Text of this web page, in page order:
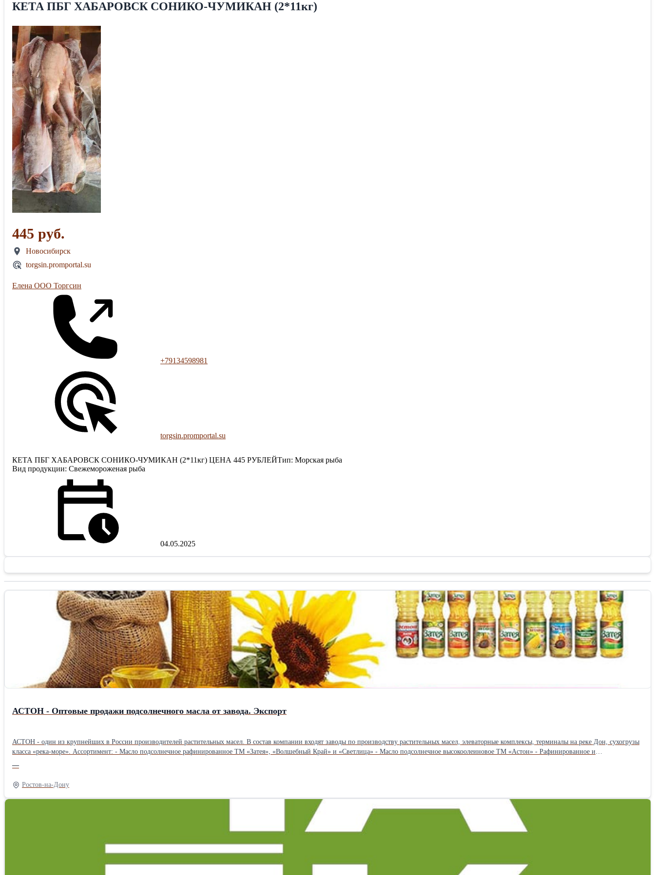
КЕТА ПБГ ХАБАРОВСК СОНИКО-ЧУМИКАН (2*11кг)
445 руб.
Новосибирск
torgsin.promportal.su
Елена ООО Торгсин
+79134598981
torgsin.promportal.su
КЕТА ПБГ ХАБАРОВСК СОНИКО-ЧУМИКАН (2*11кг) ЦЕНА 445 РУБЛЕЙТип: Морская рыба
Вид продукции: Свежемороженая рыба
04.05.2025
АСТОН - Оптовые продажи подсолнечного масла от завода. Экспорт
АСТОН - один из крупнейших в России производителей растительных масел. В состав компании входят заводы по производству растительных масел, элеваторные комплексы, терминалы на реке Дон, сухогрузы
класса «река-море». Ассортимент: - Масло подсолнечное рафинированное ТМ «Затея», «Волшебный Край» и «Светлица» - Масло подсолнечное высокоолеиновое ТМ «Астон» - Рафинированное и
—
Ростов-на-Дону